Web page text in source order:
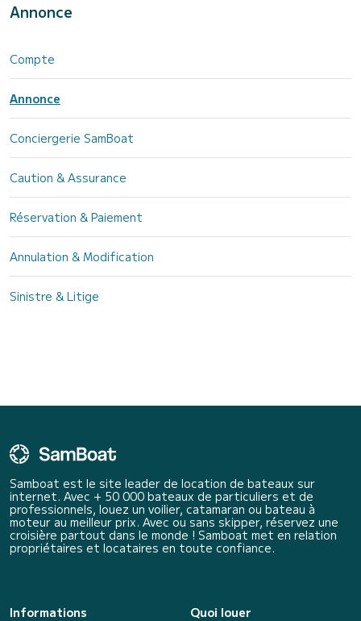
Annonce
Compte
Annonce
Conciergerie SamBoat
Caution & Assurance
Réservation & Paiement
Annulation & Modification
Sinistre & Litige
Samboat est le site leader de location de bateaux sur
internet. Avec + 50 000 bateaux de particuliers et de
professionnels, louez un voilier, catamaran ou bateau à
moteur au meilleur prix. Avec ou sans skipper, réservez une
croisière partout dans le monde ! Samboat met en relation
propriétaires et locataires en toute confiance.
Informations
Quoi louer